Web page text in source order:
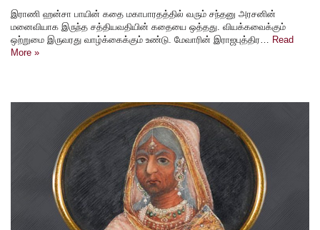
இராணி ஹன்சா பாயின் கதை மகாபாரதத்தில் வரும் சந்தனு அரசனின்
மனைவியாக இருந்த சத்தியவதியின் கதையை ஒத்தது. வியக்கவைக்கும்
ஒற்றுமை இருவரது வாழ்க்கைக்கும் உண்டு. மேவாரின் இராஜபுத்திர… Read
More »